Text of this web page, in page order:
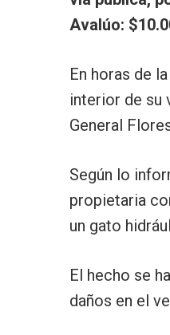
Avalúo:
En horas de
interior de su
General
Según lo
propietaria
un gato
El hecho se
daños en el